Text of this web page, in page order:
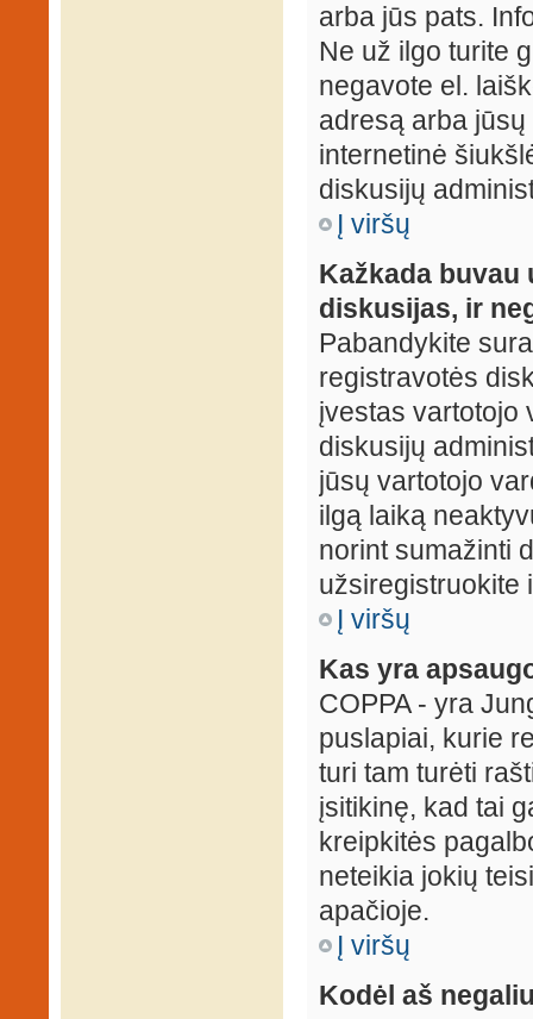
arba jūs pats.
Ne už ilgo turite
negavote el.
adresą arba
internetinė
diskusijų
Į viršų
Kažkada buvau
diskusijas, ir
Pabandykite
registravotės
įvestas vartotojo
diskusijų
jūsų vartotojo
ilgą laiką
norint sumažinti
užsiregistruokite
Į viršų
Kas yra
COPPA - yra
puslapiai, kurie
turi tam turėti
įsitikinę, kad tai
kreipkitės
neteikia jokių
apačioje.
Į viršų
Kodėl aš